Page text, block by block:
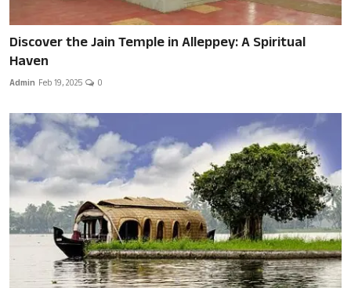
Discover the Jain Temple in Alleppey: A Spiritual
Haven
Admin Feb 19, 2025 0